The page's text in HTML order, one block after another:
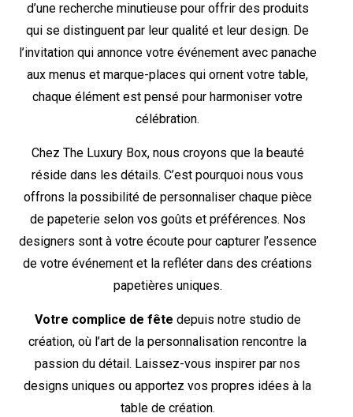
d’une recherche minutieuse pour offrir des produits
qui se distinguent par leur qualité et leur design. De
l’invitation qui annonce votre événement avec panache
aux menus et marque-places qui ornent votre table,
chaque élément est pensé pour harmoniser votre
célébration.
Chez The Luxury Box, nous croyons que la beauté
réside dans les détails. C’est pourquoi nous vous
offrons la possibilité de personnaliser chaque pièce
de papeterie selon vos goûts et préférences. Nos
designers sont à votre écoute pour capturer l’essence
de votre événement et la refléter dans des créations
papetières uniques.
Votre complice de fête depuis notre studio de
création, où l’art de la personnalisation rencontre la
passion du détail. Laissez-vous inspirer par nos
designs uniques ou apportez vos propres idées à la
table de création.